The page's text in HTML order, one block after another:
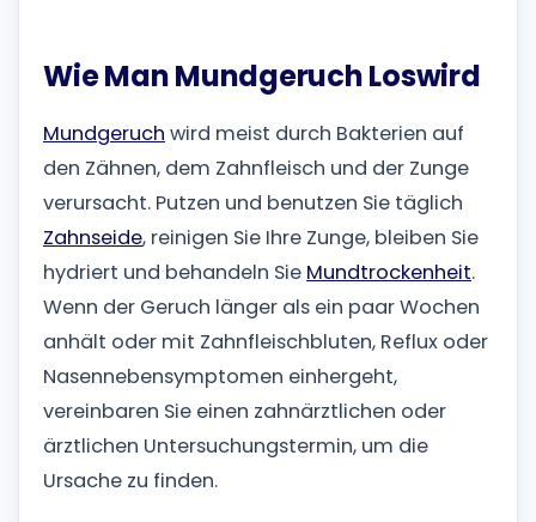
Wie Man Mundgeruch Loswird
Mundgeruch wird meist durch Bakterien auf
den Zähnen, dem Zahnfleisch und der Zunge
verursacht. Putzen und benutzen Sie täglich
Zahnseide, reinigen Sie Ihre Zunge, bleiben Sie
hydriert und behandeln Sie Mundtrockenheit.
Wenn der Geruch länger als ein paar Wochen
anhält oder mit Zahnfleischbluten, Reflux oder
Nasennebensymptomen einhergeht,
vereinbaren Sie einen zahnärztlichen oder
ärztlichen Untersuchungstermin, um die
Ursache zu finden.